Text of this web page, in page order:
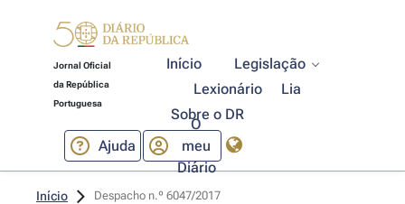
Jornal Oficial
da República
Portuguesa
Início
Legislação
Lexionário
Lia
Sobre o DR
Ajuda
O
meu
Diário
Início Despacho n.º 6047/2017